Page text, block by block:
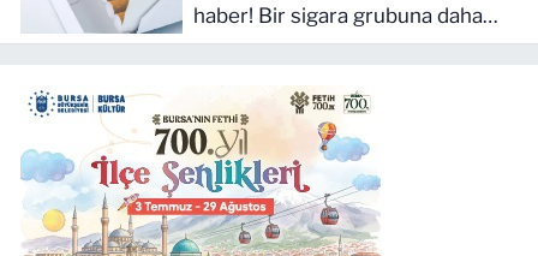
haber! Bir sigara grubuna daha
zam geldi